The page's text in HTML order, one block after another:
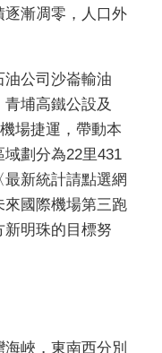
漸凋零，人口外
公司沙崙輸油
埔高鐵公設及
場捷運，帶動本
劃分為22里431
新統計請點選網
來國際機場第三跑
明珠的目標努
峽，東南西分別